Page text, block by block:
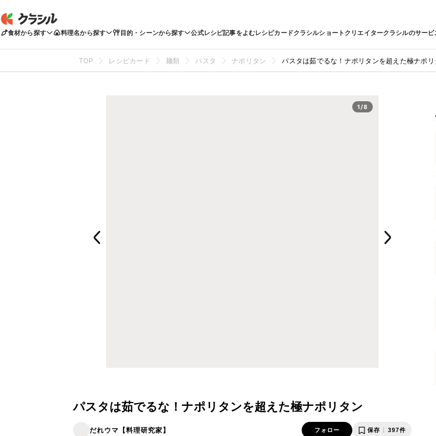
食材から探す 料理名から探す 目的・シーンから探す 公式レシピ記事をよむレシピカードクラシルショートクリエイタークラシルのサービ
TOP レシピカード 麺類 パスタ ナポリタン パスタは茹でるな！ナポリタンを超えた極ナポリ
1/8
パスタは茹でるな！ナポリタンを超えた極ナポリタン
だれウマ【料理研究家】 フォロー 保存 397件